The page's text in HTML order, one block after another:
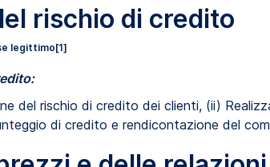
rischio di credito
legittimo[1]
del rischio di credito dei clienti, (ii)
di credito e rendicontazione del